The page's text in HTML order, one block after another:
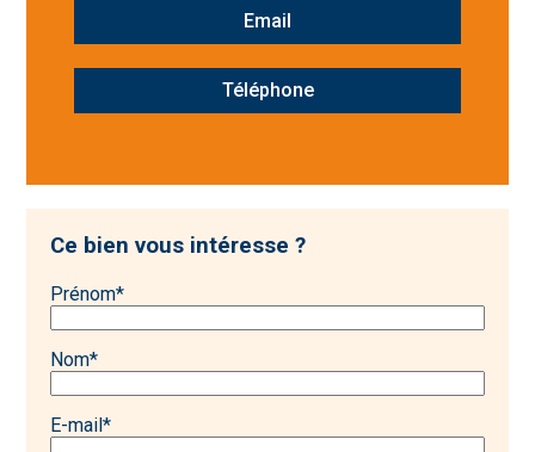
Email
Téléphone
Ce bien vous intéresse ?
Prénom*
Nom*
E-mail*